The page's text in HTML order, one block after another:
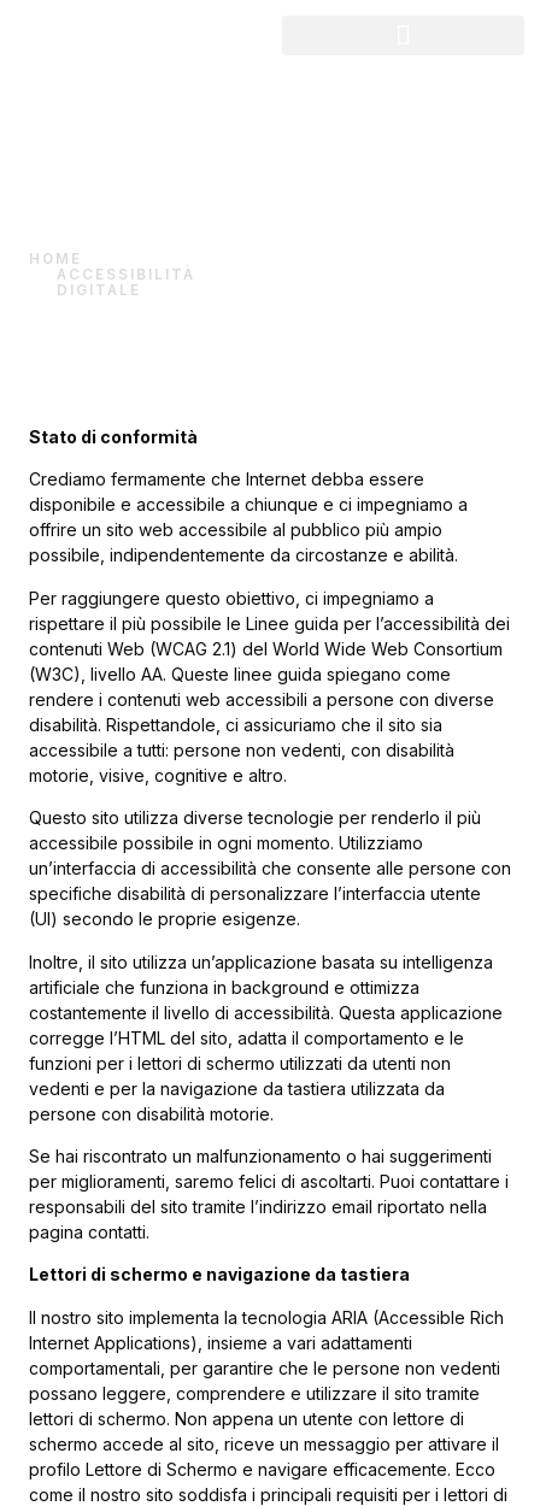
HOME
ACCESSIBILITÀ
DIGITALE
Stato di conformità
Crediamo fermamente che Internet debba essere
disponibile e accessibile a chiunque e ci impegniamo a
offrire un sito web accessibile al pubblico più ampio
possibile, indipendentemente da circostanze e abilità.
Per raggiungere questo obiettivo, ci impegniamo a
rispettare il più possibile le Linee guida per l’accessibilità dei
contenuti Web (WCAG 2.1) del World Wide Web Consortium
(W3C), livello AA. Queste linee guida spiegano come
rendere i contenuti web accessibili a persone con diverse
disabilità. Rispettandole, ci assicuriamo che il sito sia
accessibile a tutti: persone non vedenti, con disabilità
motorie, visive, cognitive e altro.
Questo sito utilizza diverse tecnologie per renderlo il più
accessibile possibile in ogni momento. Utilizziamo
un’interfaccia di accessibilità che consente alle persone con
specifiche disabilità di personalizzare l’interfaccia utente
(UI) secondo le proprie esigenze.
Inoltre, il sito utilizza un’applicazione basata su intelligenza
artificiale che funziona in background e ottimizza
costantemente il livello di accessibilità. Questa applicazione
corregge l’HTML del sito, adatta il comportamento e le
funzioni per i lettori di schermo utilizzati da utenti non
vedenti e per la navigazione da tastiera utilizzata da
persone con disabilità motorie.
Se hai riscontrato un malfunzionamento o hai suggerimenti
per miglioramenti, saremo felici di ascoltarti. Puoi contattare i
responsabili del sito tramite l’indirizzo email riportato nella
pagina contatti.
Lettori di schermo e navigazione da tastiera
Il nostro sito implementa la tecnologia ARIA (Accessible Rich
Internet Applications), insieme a vari adattamenti
comportamentali, per garantire che le persone non vedenti
possano leggere, comprendere e utilizzare il sito tramite
lettori di schermo. Non appena un utente con lettore di
schermo accede al sito, riceve un messaggio per attivare il
profilo Lettore di Schermo e navigare efficacemente. Ecco
come il nostro sito soddisfa i principali requisiti per i lettori di